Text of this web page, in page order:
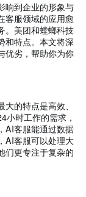
响到企业的形象与
客服领域的应用愈
。美团和螳螂科技
和特点。本文将深
优劣，帮助你为你
的特点是高效、
小时工作的需求，
AI客服能通过数据
AI客服可以处理大
们更专注于复杂的